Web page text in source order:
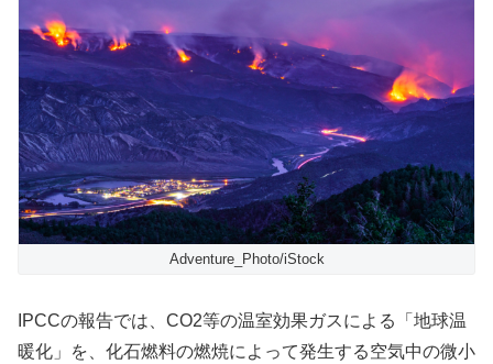
Adventure_Photo/iStock
IPCCの報告では、CO2等の温室効果ガスによる「地球温
暖化」を、化石燃料の燃焼によって発生する空気中の微小